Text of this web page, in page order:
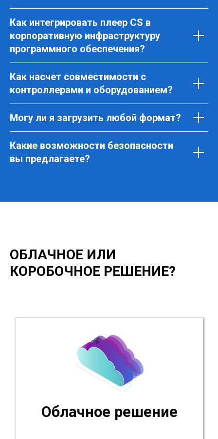
Как интегрировать плеер CS в
корпоративную инфраструктуру
программного обеспечения?
Как насчет совместимости с
контроллерами и оборудованием?
Могу ли я загрузить любой формат?
Какие возможности безопасности
вы предлагаете?
ОБЛАЧНОЕ ИЛИ
КОРОБОЧНОЕ РЕШЕНИЕ?
ДРУГИЕ
ПРОДУКТЫ
Эффективность каждого
классического и цифрового
CRM
программатическими
→